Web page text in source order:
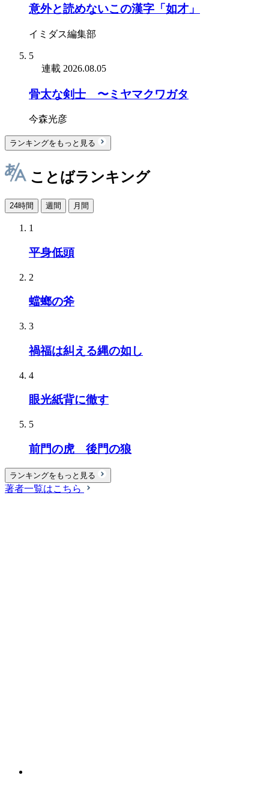
意外と読めないこの漢字「如才」
イミダス編集部
5
連載 2026.08.05
骨太な剣士 〜ミヤマクワガタ
今森光彦
ランキングをもっと見る
ことばランキング
24時間 週間 月間
1
平身低頭
2
蟷螂の斧
3
禍福は糾える縄の如し
4
眼光紙背に徹す
5
前門の虎 後門の狼
ランキングをもっと見る
著者一覧はこちら